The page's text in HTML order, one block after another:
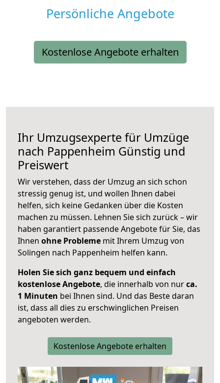
Persönliche Angebote
Kostenlose Angebote erhalten
Ihr Umzugsexperte für Umzüge
nach Pappenheim Günstig und
Preiswert
Wir verstehen, dass der Umzug an sich schon
stressig genug ist, und wollen Ihnen dabei
helfen, sich keine Gedanken über die Kosten
machen zu müssen. Lehnen Sie sich zurück – wir
haben garantiert passende Angebote für Sie, das
Ihnen ohne Probleme mit Ihrem Umzug von
Solingen nach Pappenheim helfen kann.
Holen Sie sich ganz bequem und einfach
kostenlose Angebote, die innerhalb von nurca.
1 Minuten bei Ihnen sind. Und das Beste daran
ist, dass all dies zu erschwinglichen Preisen
angeboten werden.
Kostenlose Angebote erhalten